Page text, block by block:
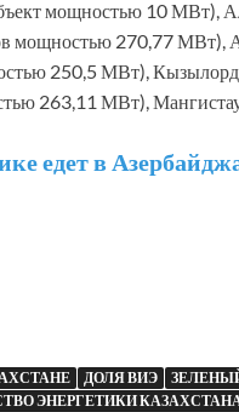
мощностью 10 МВт),
мощностью 270,77 МВт),
250,5 МВт),
263,11 МВт),
едет в
ДОЛЯ ВИЭ
ЭНЕРГЕТИКИ